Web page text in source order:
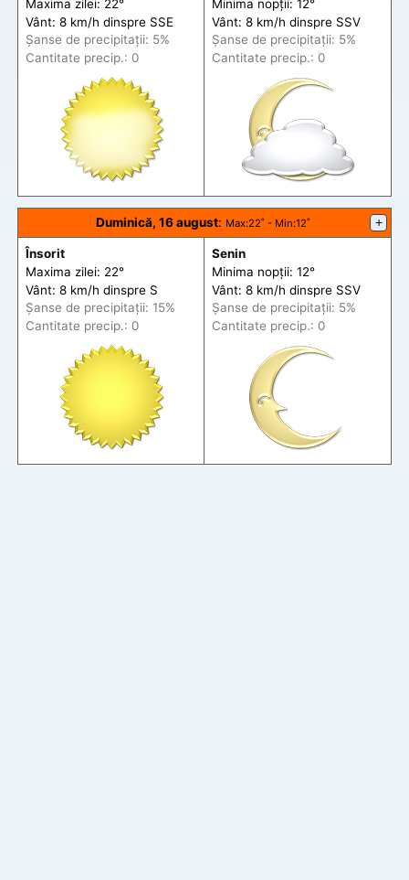
Maxima zilei: 22°
Vânt: 8 km/h dinspre SSE
Șanse de precipitații: 5%
Cantitate precip.: 0
Minima nopții: 12°
Vânt: 8 km/h dinspre SSV
Șanse de precipitații: 5%
Cantitate precip.: 0
Duminică, 16 august: Max:22˚ - Min:12˚ +
Însorit
Maxima zilei: 22°
Vânt: 8 km/h dinspre S
Șanse de precipitații: 15%
Cantitate precip.: 0
Senin
Minima nopții: 12°
Vânt: 8 km/h dinspre SSV
Șanse de precipitații: 5%
Cantitate precip.: 0